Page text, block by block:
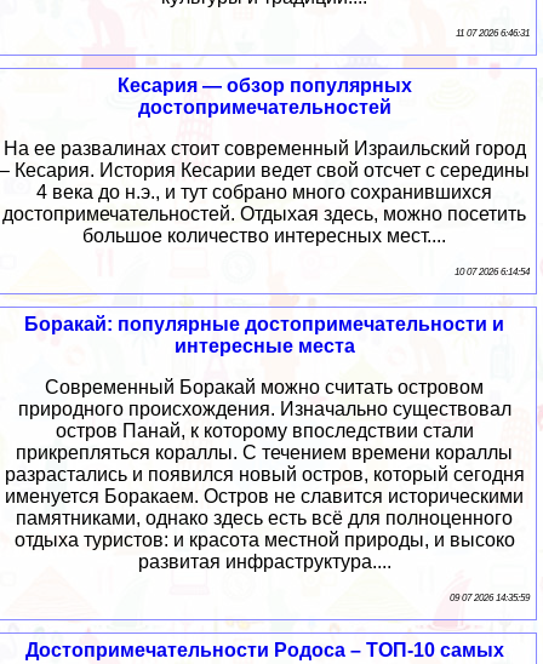
11 07 2026 6:46:31
Кесария — обзор популярных
достопримечательностей
На ее развалинах стоит современный Израильский город
– Кесария. История Кесарии ведет свой отсчет с середины
4 века до н.э., и тут собрано много сохранившихся
достопримечательностей. Отдыхая здесь, можно посетить
большое количество интересных мест....
10 07 2026 6:14:54
Боракай: популярные достопримечательности и
интересные места
Современный Боракай можно считать островом
природного происхождения. Изначально существовал
остров Панай, к которому впоследствии стали
прикрепляться кораллы. С течением времени кораллы
разрастались и появился новый остров, который сегодня
именуется Боракаем. Остров не славится историческими
памятниками, однако здесь есть всё для полноценного
отдыха туристов: и красота местной природы, и высоко
развитая инфраструктура....
09 07 2026 14:35:59
Достопримечательности Родоса – ТОП-10 самых